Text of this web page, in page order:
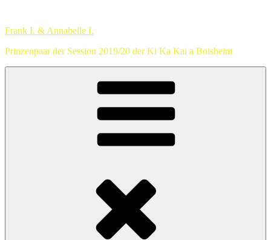
springen
Frank I. & Annabelle I.
Prinzenpaar der Session 2019/20 der Ki Ka Kai a Boisheim